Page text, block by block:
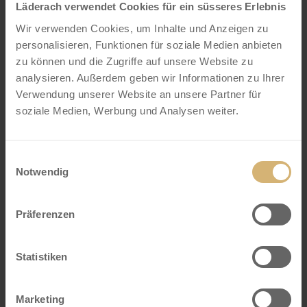
Läderach verwendet Cookies für ein süsseres Erlebnis
Wir verwenden Cookies, um Inhalte und Anzeigen zu
personalisieren, Funktionen für soziale Medien anbieten
zu können und die Zugriffe auf unsere Website zu
analysieren. Außerdem geben wir Informationen zu Ihrer
Verwendung unserer Website an unsere Partner für
soziale Medien, Werbung und Analysen weiter.
Notwendig
Präferenzen
Statistiken
Marketing
(“no-show”) werden dennoch 100 % der gebuchten Leistungen
in Rechnung gestellt bzw. abgebucht ansonsten gelten die
nachfolgenden Annullationsgebühren. Entscheidend für die
Berechnung der Annullationsgebühr ist das Eintreffen der in
Schriftform verfassten Annullation des Kunden beim House of
Läderach. Die Annullation kann mittels Briefs, Fax oder E-Mail
mit Rückbestätigung erfolgen.AnnullationsgebührenEine
Annullation der Reservation eines Events oder Kurses ist
möglich, jedoch fallen in diesem Fall die nachfolgenden